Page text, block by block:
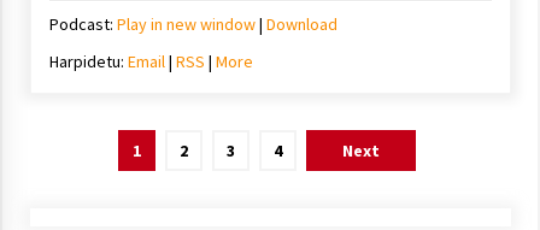
Podcast: Play in new window| Download
Harpidetu: Email| RSS | More
1 2 3 4 Next